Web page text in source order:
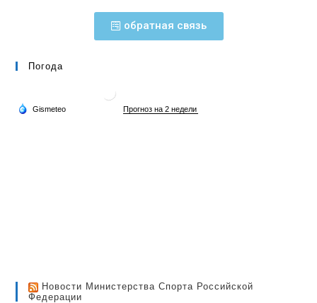
обратная связь
Погода
Новости Министерства Спорта Российской
Федерации